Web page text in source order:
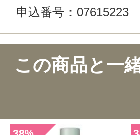
申込番号：07615223
この商品と一